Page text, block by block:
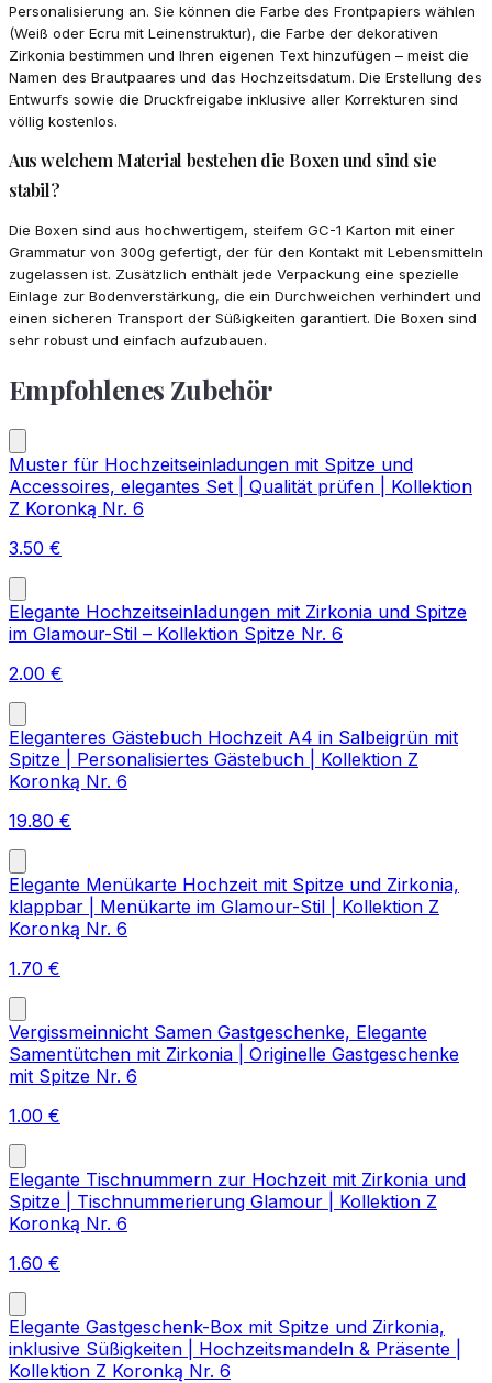
Personalisierung an. Sie können die Farbe des Frontpapiers wählen
(Weiß oder Ecru mit Leinenstruktur), die Farbe der dekorativen
Zirkonia bestimmen und Ihren eigenen Text hinzufügen – meist die
Namen des Brautpaares und das Hochzeitsdatum. Die Erstellung des
Entwurfs sowie die Druckfreigabe inklusive aller Korrekturen sind
völlig kostenlos.
Aus welchem Material bestehen die Boxen und sind sie
stabil?
Die Boxen sind aus hochwertigem, steifem GC-1 Karton mit einer
Grammatur von 300g gefertigt, der für den Kontakt mit Lebensmitteln
zugelassen ist. Zusätzlich enthält jede Verpackung eine spezielle
Einlage zur Bodenverstärkung, die ein Durchweichen verhindert und
einen sicheren Transport der Süßigkeiten garantiert. Die Boxen sind
sehr robust und einfach aufzubauen.
Empfohlenes Zubehör
Muster für Hochzeitseinladungen mit Spitze und
Accessoires, elegantes Set | Qualität prüfen | Kollektion
Z Koronką Nr. 6
3.50 €
Elegante Hochzeitseinladungen mit Zirkonia und Spitze
im Glamour-Stil – Kollektion Spitze Nr. 6
2.00 €
Eleganteres Gästebuch Hochzeit A4 in Salbeigrün mit
Spitze | Personalisiertes Gästebuch | Kollektion Z
Koronką Nr. 6
19.80 €
Elegante Menükarte Hochzeit mit Spitze und Zirkonia,
klappbar | Menükarte im Glamour-Stil | Kollektion Z
Koronką Nr. 6
1.70 €
Vergissmeinnicht Samen Gastgeschenke, Elegante
Samentütchen mit Zirkonia | Originelle Gastgeschenke
mit Spitze Nr. 6
1.00 €
Elegante Tischnummern zur Hochzeit mit Zirkonia und
Spitze | Tischnummerierung Glamour | Kollektion Z
Koronką Nr. 6
1.60 €
Elegante Gastgeschenk-Box mit Spitze und Zirkonia,
inklusive Süßigkeiten | Hochzeitsmandeln & Präsente |
Kollektion Z Koronką Nr. 6